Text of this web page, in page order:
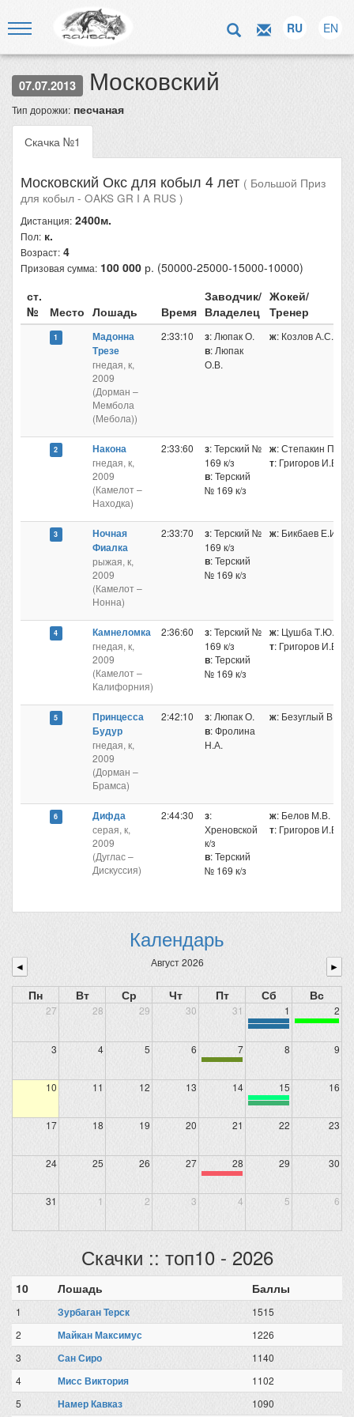
RU EN
07.07.2013 Московский
Тип дорожки: песчаная
Скачка №1
Московский Окс для кобыл 4 лет ( Большой Приз
для кобыл - OAKS GR I A RUS )
Дистанция: 2400м.
Пол: к.
Возраст: 4
Призовая сумма: 100 000 р. (50000-25000-15000-10000)
ст.
№
Место Лошадь Время
Заводчик/
Владелец
Жокей/
Тренер
Мадонна
Трезе
гнедая, к,
2009
(Дорман –
Мембола
(Мебола))
2:33:10 з : Люпак О.
в : Люпак
О.В.
ж : Козлов А.С.
Накона
гнедая, к,
2009
(Камелот –
Находка)
2:33:60 з: Терский №
169 к/з
в: Терский
№ 169 к/з
ж: Степакин П.А.
т : Григоров И.Б.
Ночная
Фиалка
рыжая, к,
2009
(Камелот –
Нонна)
2:33:70 з: Терский №
169 к/з
в: Терский
№ 169 к/з
ж : Бикбаев Е.И.
Камнеломка
гнедая, к,
2009
(Камелот –
Калифорния)
2:36:60 з: Терский №
169 к/з
в: Терский
№ 169 к/з
ж : Цушба Т.Ю.
т : Григоров И.Б.
Принцесса
Будур
гнедая, к,
2009
(Дорман –
Брамса)
2:42:10 з : Люпак О.
в: Фролина
Н.А.
ж : Безуглый В.Э.
Дифда
серая, к,
2009
(Дуглас –
Дискуссия)
2:44:30 з
Хреновской
к/з
в: Терский
№ 169 к/з
ж : Белов М.В.
т : Григоров И.Б.
Календарь
◄ Август 2026 ►
Пн Вт Ср Чт Пт Сб Вс
27 28 29 30 31 1 2
3 4 5 6 7 8 9
10 11 12 13 14 15 16
17 18 19 20 21 22 23
24 25 26 27 28 29 30
31 1 2 3 4 5 6
Скачки :: топ10 - 2026
10 Лошадь Баллы
1 Зурбаган Терск
1515
2
Майкан Максимус
1226
3
Сан Сиро
1140
4
Мисс Виктория
1102
5
Намер Кавказ 1090